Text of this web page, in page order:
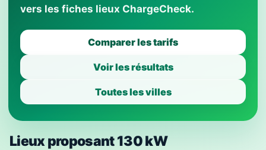
vers les fiches lieux ChargeCheck.
Comparer les tarifs
Voir les résultats
Toutes les villes
Lieux proposant 130 kW